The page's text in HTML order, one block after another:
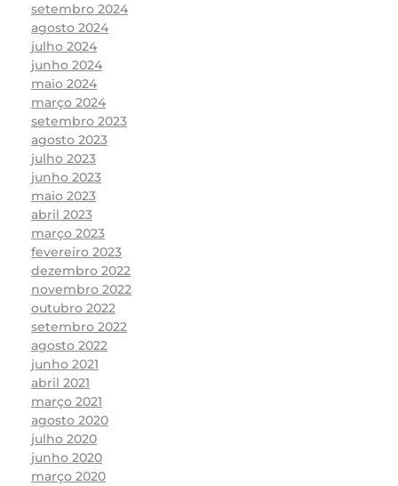
setembro 2024
agosto 2024
julho 2024
junho 2024
maio 2024
março 2024
setembro 2023
agosto 2023
julho 2023
junho 2023
maio 2023
abril 2023
março 2023
fevereiro 2023
dezembro 2022
novembro 2022
outubro 2022
setembro 2022
agosto 2022
junho 2021
abril 2021
março 2021
agosto 2020
julho 2020
junho 2020
março 2020